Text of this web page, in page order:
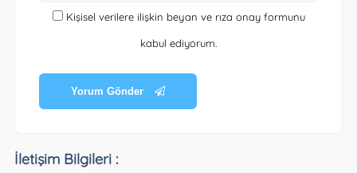
Kişisel verilere ilişkin beyan ve rıza onay formunu
kabul ediyorum.
Yorum Gönder
İletişim Bilgileri :